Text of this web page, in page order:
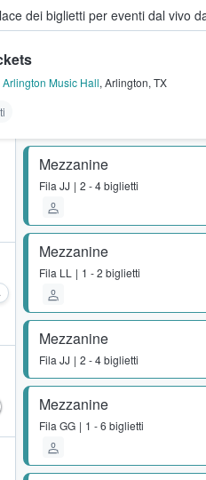
dei biglietti per eventi dal vivo
fan comprano e
Arlington Music Hall, Arlington, TX
Mezzanine
Fila JJ 2 - 4 biglietti
Mezzanine
Fila LL 1 - 2 biglietti
Mezzanine
Fila JJ 2 - 4 biglietti
Mezzanine
Fila GG 1 - 6 biglietti